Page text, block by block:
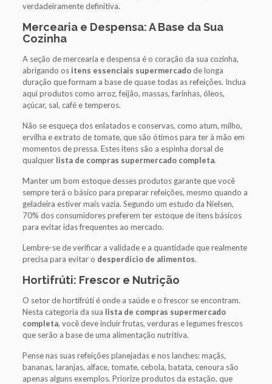
verdadeiramente definitiva.
Mercearia e Despensa: A Base da Sua
Cozinha
A seção de mercearia e despensa é o coração da sua cozinha,
abrigando os itens essenciais supermercadode longa
duração que formam a base de quase todas as refeições. Inclua
aqui produtos como arroz, feijão, massas, farinhas, óleos,
açúcar, sal, café e temperos.
Não se esqueça dos enlatados e conservas, como atum, milho,
ervilha e extrato de tomate, que são ótimos para ter à mão em
momentos de pressa. Estes itens são a espinha dorsal de
qualquer lista de compras supermercado completa.
Manter um bom estoque desses produtos garante que você
sempre terá o básico para preparar refeições, mesmo quando a
geladeira estiver mais vazia. Segundo um estudo da Nielsen,
70% dos consumidores preferem ter estoque de itens básicos
para evitar idas frequentes ao mercado.
Lembre-se de verificar a validade e a quantidade que realmente
precisa para evitar o desperdício de alimentos.
Hortifrúti: Frescor e Nutrição
O setor de hortifrúti é onde a saúde e o frescor se encontram.
Nesta categoria da sua lista de compras supermercado
completa, você deve incluir frutas, verduras e legumes frescos
que serão a base de uma alimentação nutritiva.
Pense nas suas refeições planejadas e nos lanches: maçãs,
bananas, laranjas, alface, tomate, cebola, batata, cenoura são
apenas alguns exemplos. Priorize produtos da estação, que